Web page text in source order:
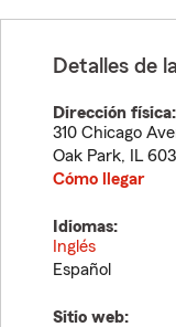
Detalles de
Dirección física:
310 Chicago
Oak Park, IL
Cómo llegar
Idiomas:
Inglés
Español
Sitio web: